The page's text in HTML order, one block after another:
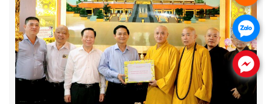
.
.